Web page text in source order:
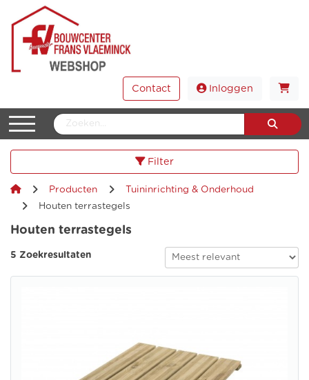
Contact Inloggen
Filter
Producten
Tuininrichting & Onderhoud
Houten terrastegels
Houten terrastegels
5 Zoekresultaten